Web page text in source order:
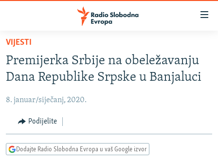
Pređite
glavni
sadržaj
na
navigaciju
Pređite
na
BOSNA I HERCEGOVINA
KOSOVO
CRNA GORA
VIDEO
PODCASTI
VIJESTI
Premijerka Srbije na obeležavanju
Dana Republike Srpske u Banjaluci
8. januar/siječanj, 2020.
Podijelite
Dodajte Radio Slobodna Evropa u vaš Google izvor